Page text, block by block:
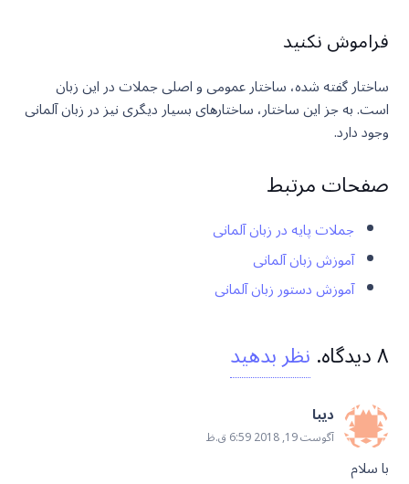
فراموش نکنید
ساختار گفته شده، ساختار عمومی و اصلی جملات در این زبان
است. به جز این ساختار، ساختارهای بسیار دیگری نیز در زبان آلمانی
وجود دارد.
صفحات مرتبط
جملات پایه در زبان آلمانی
آموزش زبان آلمانی
آموزش دستور زبان آلمانی
۸دیدگاه.نظر بدهید
دیبا
آگوست 19, 2018 6:59 ق.ظ
با سلام